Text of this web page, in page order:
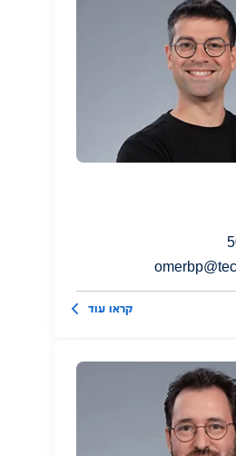
קראו עוד